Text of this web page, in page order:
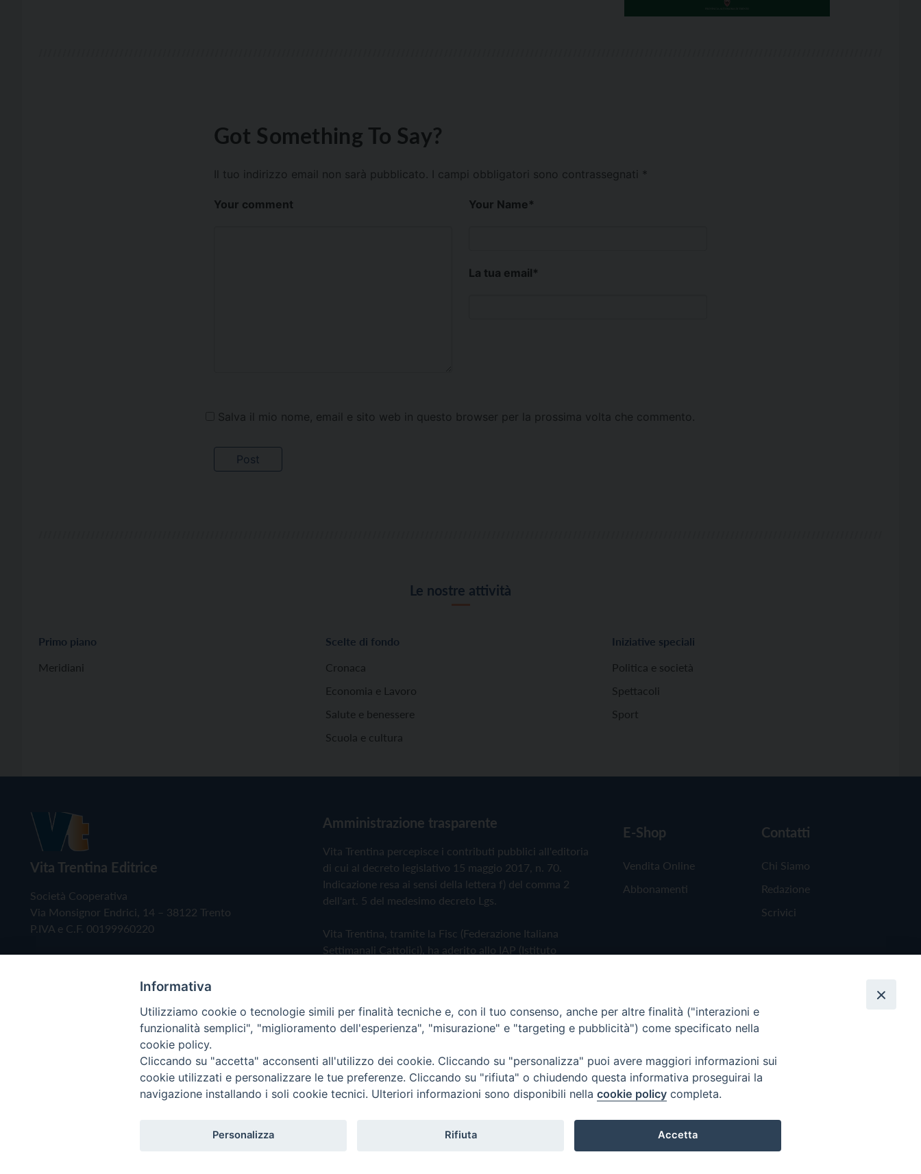
Got Something To Say?
Il tuo indirizzo email non sarà pubblicato. I campi obbligatori sono contrassegnati *
Your comment Your Name*
La tua email*
Salva il mio nome, email e sito web in questo browser per la prossima volta che commento.
Le nostre attività
Primo piano
Meridiani
Scelte di fondo
Cronaca
Economia e Lavoro
Salute e benessere
Scuola e cultura
Iniziative speciali
Politica e società
Spettacoli
Sport
Vita Trentina Editrice
Società Cooperativa
Via Monsignor Endrici, 14 – 38122 Trento
P.IVA e C.F. 00199960220
Amministrazione trasparente
Vita Trentina percepisce i contributi pubblici all'editoria
di cui al decreto legislativo 15 maggio 2017, n. 70.
Indicazione resa ai sensi della lettera f) del comma 2
dell'art. 5 del medesimo decreto Lgs.
Vita Trentina, tramite la Fisc (Federazione Italiana
Settimanali Cattolici), ha aderito allo IAP (Istituto
Privacy Policy Cookie Policy
E-Shop
Vendita Online
Abbonamenti
Contatti
Chi Siamo
Redazione
Scrivici
Copyright © 2019 - Tutti i diritti riservati - Vita Trentina Editrice
Informativa
Utilizziamo cookie o tecnologie simili per finalità tecniche e, con il tuo consenso, anche per altre finalità ("interazioni e
funzionalità semplici", "miglioramento dell'esperienza", "misurazione" e "targeting e pubblicità") come specificato nella
cookie policy.
Cliccando su "accetta" acconsenti all'utilizzo dei cookie. Cliccando su "personalizza" puoi avere maggiori informazioni sui
cookie utilizzati e personalizzare le tue preferenze. Cliccando su "rifiuta" o chiudendo questa informativa proseguirai la
navigazione installando i soli cookie tecnici. Ulteriori informazioni sono disponibili nella cookie policy completa.
Personalizza Rifiuta Accetta